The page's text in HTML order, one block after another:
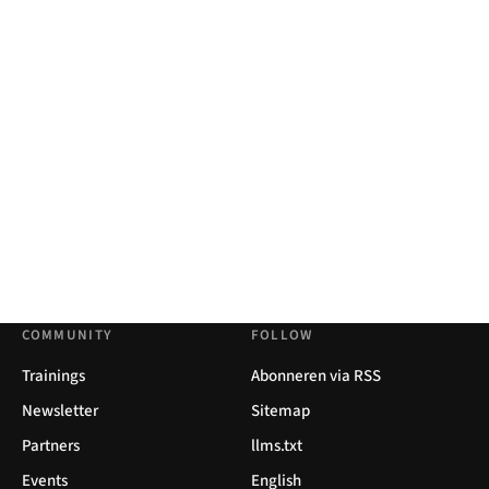
COMMUNITY
Trainings
Newsletter
Partners
Events
FOLLOW
Abonneren via RSS
Sitemap
llms.txt
English